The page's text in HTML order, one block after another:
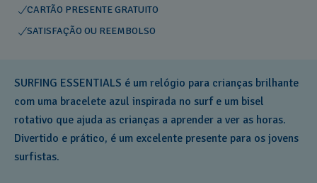
CARTÃO PRESENTE GRATUITO
SATISFAÇÃO OU REEMBOLSO
SURFING ESSENTIALS é um relógio para crianças brilhante
com uma bracelete azul inspirada no surf e um bisel
rotativo que ajuda as crianças a aprender a ver as horas.
Divertido e prático, é um excelente presente para os jovens
surfistas.